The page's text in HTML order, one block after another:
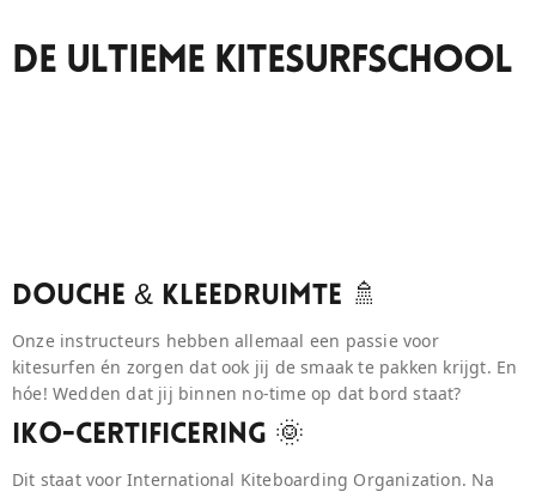
De Ultieme Kitesurfschool
Douche & Kleedruimte 🚿
Onze instructeurs hebben allemaal een passie voor
kitesurfen én zorgen dat ook jij de smaak te pakken krijgt. En
hóe! Wedden dat jij binnen no-time op dat bord staat?
IKO-Certificering 🌞
Dit staat voor International Kiteboarding Organization. Na